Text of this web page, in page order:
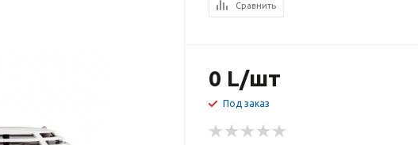
Сравнить
0 L/шт
Под заказ